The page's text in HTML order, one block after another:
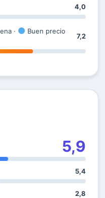
4,0
·
Buen precio
7,2
5,9
5,4
2,8